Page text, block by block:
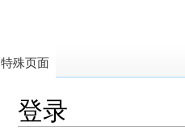
登录
特殊页面